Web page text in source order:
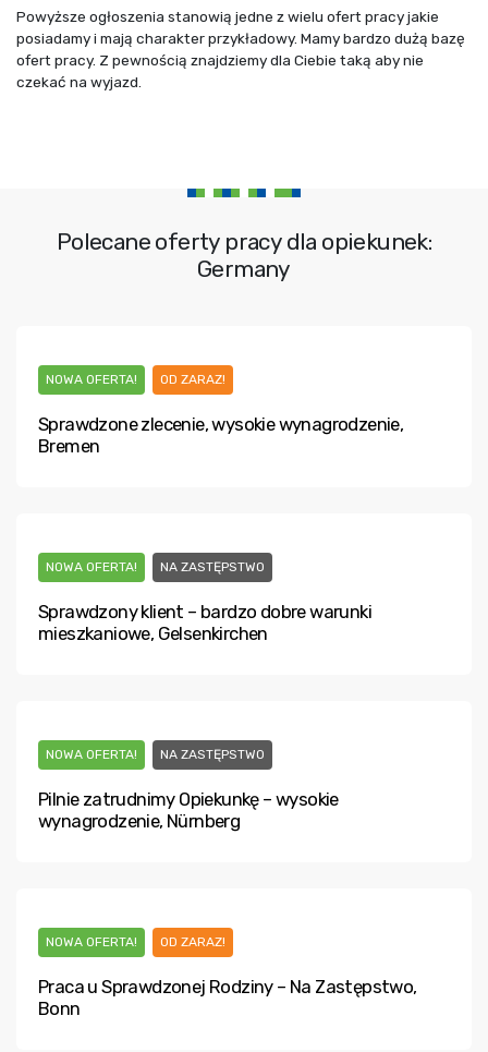
Powyższe ogłoszenia stanowią jedne z wielu ofert pracy jakie
posiadamy i mają charakter przykładowy. Mamy bardzo dużą bazę
ofert pracy. Z pewnością znajdziemy dla Ciebie taką aby nie
czekać na wyjazd.
Polecane oferty pracy dla opiekunek:
Germany
NOWA OFERTA! OD ZARAZ!
Sprawdzone zlecenie, wysokie wynagrodzenie,
Bremen
NOWA OFERTA! NA ZASTĘPSTWO
Sprawdzony klient – bardzo dobre warunki
mieszkaniowe, Gelsenkirchen
NOWA OFERTA! NA ZASTĘPSTWO
Pilnie zatrudnimy Opiekunkę – wysokie
wynagrodzenie, Nürnberg
NOWA OFERTA! OD ZARAZ!
Praca u Sprawdzonej Rodziny – Na Zastępstwo,
Bonn